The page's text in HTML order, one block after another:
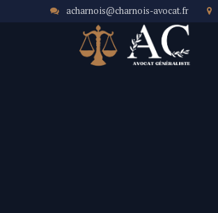
acharnois@charnois-avocat.fr